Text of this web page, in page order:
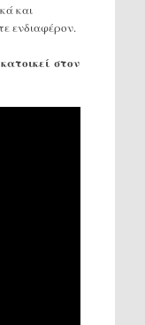
και
ενδιαφέρον.
στον